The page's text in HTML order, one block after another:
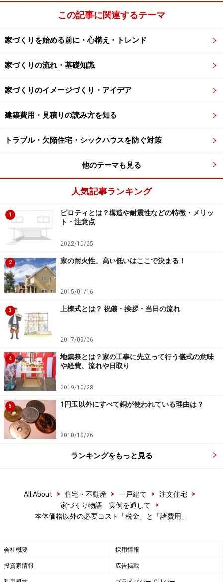
印紙税法で定められた課税文章を作成した際、貼付によ
って納税することが義務付けられている国税です。不動
ローン借入のための金銭消費貸借契約書などが課税文書
に該当します。印紙を貼付、消印することで納税は完了
で複製を防止し、課税文書の内容を安定化させる目的も
あるとされています。
・消費税
商品やサービスを消費したときに納税義務が発生する国
税です。不動産取引においては、土地の売買や個人間取
ます。2015年10月には消費税率が10％に引き上げられる
されています。
【マイホームを保有しているときの税金】
・固定資産税
土地や家屋といった固定資産の所有者に対し、市町村が
課す地方税です。上述した「マイホームを取得するとき
の税金」とは異なり、１月１日時点における固定資産の
所有者に対して毎年、課税されます。
・都市計画税
市町村が、各市町村の都市計画事業や土地区画整理事業
に充てるための目的税（地方税）です。毎年、１月１日
時点における所有者に対して固定資産税とセットで課税
されます。
このように、不動産と税金は切っても切れない密接な関
係にあります。税金を制するものは不動産を制するので
す。
次ページでは、両親宅の新築に当たり負担した住宅税制
の全容をご紹介します。
※記事内容は執筆時点のものです。最新の内容をご確認くださ
い。
この記事に関連するテーマ
家づくりを始める前に・心構え・トレンド
家づくりの流れ・基礎知識
家づくりのイメージづくり・アイデア
建築費用・見積りの読み方を知る
トラブル・欠陥住宅・シックハウスを防ぐ対策
他のテーマも見る
人気記事ランキング
1
ピロティとは？構造や耐震性などの特徴・メリッ
ト・注意点
2022/10/25
2 家の耐火性、高い低いはここで決まる！
2015/01/16
3 上棟式とは？ 祝儀・挨拶・当日の流れ
2017/09/06
4
地鎮祭とは？家の工事に先立って行う儀式の意味
や経費、流れや日取り
2019/10/28
5 1円玉以外にすべて銅が使われている理由は？
2010/10/26
ランキングをもっと見る
All About > 住宅・不動産 > 一戸建て > 注文住宅
>
家づくり物語 実例を通して
>
本体価格以外の必要コスト「税金」と「諸費用」
会社概要 採用情報
投資家情報 広告掲載